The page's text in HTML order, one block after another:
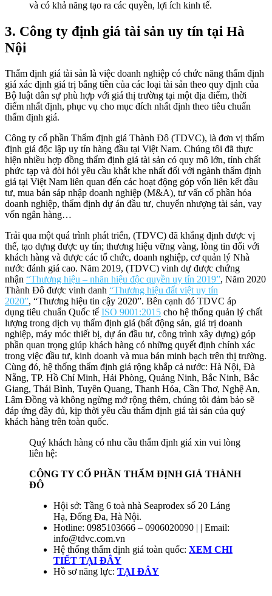
và có khả năng tạo ra các quyền, lợi ích kinh tế.
3. Công ty định giá tài sản uy tín tại Hà
Nội
Thẩm định giá tài sản là việc doanh nghiệp có chức năng thẩm định
giá xác định giá trị bằng tiền của các loại tài sản theo quy định của
Bộ luật dân sự phù hợp với giá thị trường tại một địa điểm, thời
điểm nhất định, phục vụ cho mục đích nhất định theo tiêu chuẩn
thẩm định giá.
Công ty cổ phần Thẩm định giá Thành Đô (TDVC), là đơn vị thẩm
định giá độc lập uy tín hàng đầu tại Việt Nam. Chúng tôi đã thực
hiện nhiều hợp đồng thẩm định giá tài sản có quy mô lớn, tính chất
phức tạp và đòi hỏi yêu cầu khắt khe nhất đối với ngành thẩm định
giá tại Việt Nam liên quan đến các hoạt động góp vốn liên kết đầu
tư, mua bán sáp nhập doanh nghiệp (M&A), tư vấn cổ phần hóa
doanh nghiệp, thẩm định dự án đầu tư, chuyển nhượng tài sản, vay
vốn ngân hàng…
Trải qua một quá trình phát triển, (TDVC) đã khẳng định được vị
thế, tạo dựng được uy tín; thương hiệu vững vàng, lòng tin đối với
khách hàng và được các tổ chức, doanh nghiệp, cơ quản lý Nhà
nước đánh giá cao. Năm 2019, (TDVC) vinh dự được chứng
nhận “Thương hiệu – nhãn hiệu độc quyền uy tín 2019”, Năm 2020
Thành Đô được vinh danh “Thương hiệu đất việt uy tín
2020”, “Thương hiệu tin cậy 2020”. Bên cạnh đó TDVC áp
dụng tiêu chuẩn Quốc tế ISO 9001:2015 cho hệ thống quản lý chất
lượng trong dịch vụ thẩm định giá (bất động sản, giá trị doanh
nghiệp, máy móc thiết bị, dự án đầu tư, công trình xây dựng) góp
phần quan trọng giúp khách hàng có những quyết định chính xác
trong việc đầu tư, kinh doanh và mua bán minh bạch trên thị trường.
Cùng đó, hệ thống thẩm định giá rộng khắp cả nước: Hà Nội, Đà
Nẵng, TP. Hồ Chí Minh, Hải Phòng, Quảng Ninh, Bắc Ninh, Bắc
Giang, Thái Bình, Tuyên Quang, Thanh Hóa, Cần Thơ, Nghệ An,
Lâm Đồng và không ngừng mở rộng thêm, chúng tôi đảm bảo sẽ
đáp ứng đầy đủ, kịp thời yêu cầu thẩm định giá tài sản của quý
khách hàng trên toàn quốc.
Quý khách hàng có nhu cầu thẩm định giá xin vui lòng
liên hệ:
CÔNG TY CỔ PHẦN THẨM ĐỊNH GIÁ THÀNH
ĐÔ
Hội sở: Tầng 6 toà nhà Seaprodex số 20 Láng
Hạ, Đống Đa, Hà Nội.
Hotline: 0985103666 – 0906020090 | | Email:
info@tdvc.com.vn
Hệ thống thẩm định giá toàn quốc: XEM CHI
TIẾT TẠI ĐÂY
Hồ sơ năng lực: TẠI ĐÂY